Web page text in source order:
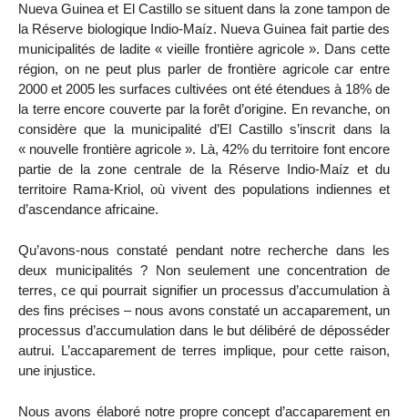
Nueva Guinea et El Castillo se situent dans la zone tampon de
la Réserve biologique Indio-Maíz. Nueva Guinea fait partie des
municipalités de ladite « vieille frontière agricole ». Dans cette
région, on ne peut plus parler de frontière agricole car entre
2000 et 2005 les surfaces cultivées ont été étendues à 18% de
la terre encore couverte par la forêt d’origine. En revanche, on
considère que la municipalité d’El Castillo s’inscrit dans la
« nouvelle frontière agricole ». Là, 42% du territoire font encore
partie de la zone centrale de la Réserve Indio-Maíz et du
territoire Rama-Kriol, où vivent des populations indiennes et
d’ascendance africaine.
Qu’avons-nous constaté pendant notre recherche dans les
deux municipalités ? Non seulement une concentration de
terres, ce qui pourrait signifier un processus d’accumulation à
des fins précises – nous avons constaté un accaparement, un
processus d’accumulation dans le but délibéré de déposséder
autrui. L’accaparement de terres implique, pour cette raison,
une injustice.
Nous avons élaboré notre propre concept d’accaparement en